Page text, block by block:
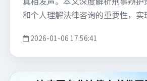
和个人理解法律咨询的重要性，实
2026-01-06 17:56:41